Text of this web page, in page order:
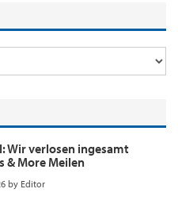
Wir verlosen ingesamt
& More Meilen
by Editor